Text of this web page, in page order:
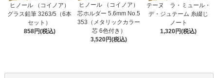
ヒノール （コイノア）
グラス鉛筆 3263/5（6本
セット）
858円(税込)
ヒノール （コイノア）
芯ホルダー 5.6mm No.5
353（メタリックカラー
芯 6色付き）
3,520円(税込)
テーヌ ラ・ミュール・
デ・ジュテーム 糸綴じ
ノート
1,320円(税込)